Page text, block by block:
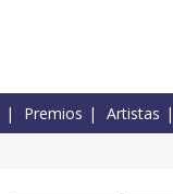
Premios Artistas